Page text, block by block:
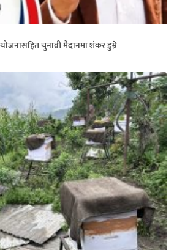
चुनावी मैदानमा शंकर डुम्रे